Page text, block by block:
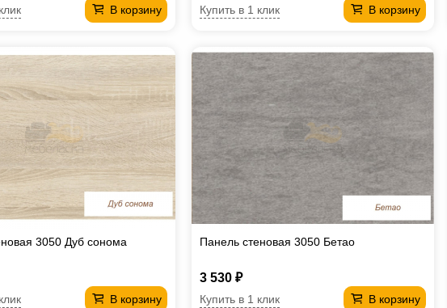
В корзину В корзину
Купить в 1 клик
3050 Дуб сонома
В корзину
Панель стеновая 3050 Бетао
3 530 ₽
В корзину
Купить в 1 клик